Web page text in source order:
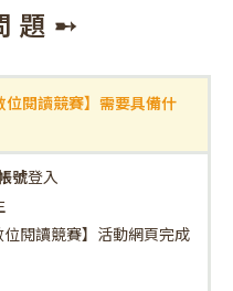
題 ➸
閱讀競賽】需要具備什
號登入
閱讀競賽】活動網頁完成